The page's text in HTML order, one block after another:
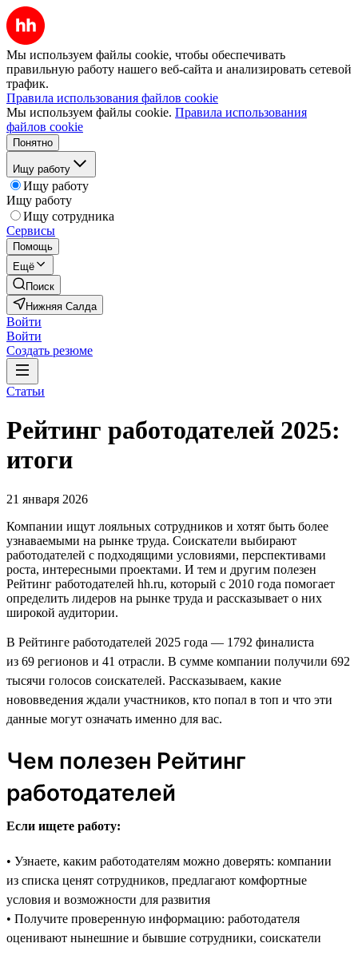
Мы используем файлы cookie, чтобы обеспечивать
правильную работу нашего веб-сайта и анализировать сетевой
трафик.
Правила использования файлов cookie
Мы используем файлы cookie. Правила использования
файлов cookie
Понятно
Ищу работу
Ищу работу
Ищу работу
Ищу сотрудника
Сервисы
Помощь
Ещё
Поиск
Нижняя Салда
Войти
Войти
Создать резюме
Статьи
Рейтинг работодателей 2025:
итоги
21 января 2026
Компании ищут лояльных сотрудников и хотят быть более
узнаваемыми на рынке труда. Соискатели выбирают
работодателей с подходящими условиями, перспективами
роста, интересными проектами. И тем и другим полезен
Рейтинг работодателей hh.ru, который с 2010 года помогает
определить лидеров на рынке труда и рассказывает о них
широкой аудитории.
В Рейтинге работодателей 2025 года — 1792 финалиста
из 69 регионов и 41 отрасли. В сумме компании получили 692
тысячи голосов соискателей. Рассказываем, какие
нововведения ждали участников, кто попал в топ и что эти
данные могут означать именно для вас.
Чем полезен Рейтинг
работодателей
Если ищете работу:
• Узнаете, каким работодателям можно доверять: компании
из списка ценят сотрудников, предлагают комфортные
условия и возможности для развития
• Получите проверенную информацию: работодателя
оценивают нынешние и бывшие сотрудники, соискатели